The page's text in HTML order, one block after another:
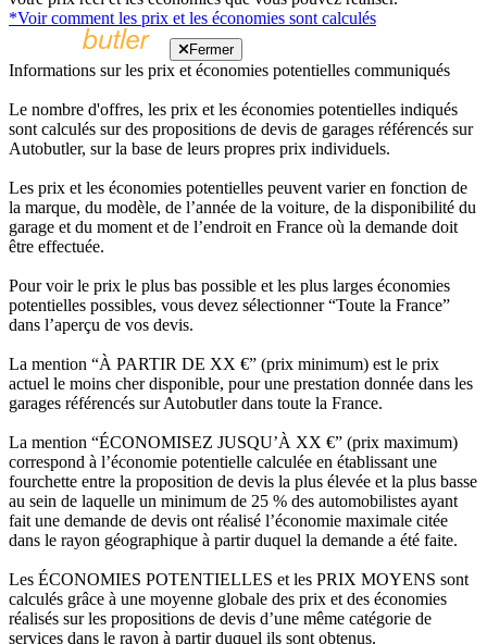
*Voir comment les prix et les économies sont calculés
Fermer
Informations sur les prix et économies potentielles communiqués
Le nombre d'offres, les prix et les économies potentielles indiqués
sont calculés sur des propositions de devis de garages référencés sur
Autobutler, sur la base de leurs propres prix individuels.
Les prix et les économies potentielles peuvent varier en fonction de
la marque, du modèle, de l’année de la voiture, de la disponibilité du
garage et du moment et de l’endroit en France où la demande doit
être effectuée.
Pour voir le prix le plus bas possible et les plus larges économies
potentielles possibles, vous devez sélectionner “Toute la France”
dans l’aperçu de vos devis.
La mention “À PARTIR DE XX €” (prix minimum) est le prix
actuel le moins cher disponible, pour une prestation donnée dans les
garages référencés sur Autobutler dans toute la France.
La mention “ÉCONOMISEZ JUSQU’À XX €” (prix maximum)
correspond à l’économie potentielle calculée en établissant une
fourchette entre la proposition de devis la plus élevée et la plus basse
au sein de laquelle un minimum de 25 % des automobilistes ayant
fait une demande de devis ont réalisé l’économie maximale citée
dans le rayon géographique à partir duquel la demande a été faite.
Les ÉCONOMIES POTENTIELLES et les PRIX MOYENS sont
calculés grâce à une moyenne globale des prix et des économies
réalisés sur les propositions de devis d’une même catégorie de
services dans le rayon à partir duquel ils sont obtenus.